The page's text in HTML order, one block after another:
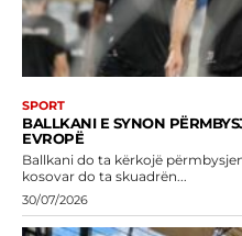
SPORT
BALLKANI E SYNON
EVROPË
Ballkani do ta kërkojë përmbysjen
kosovar do ta skuadrën...
30/07/2026